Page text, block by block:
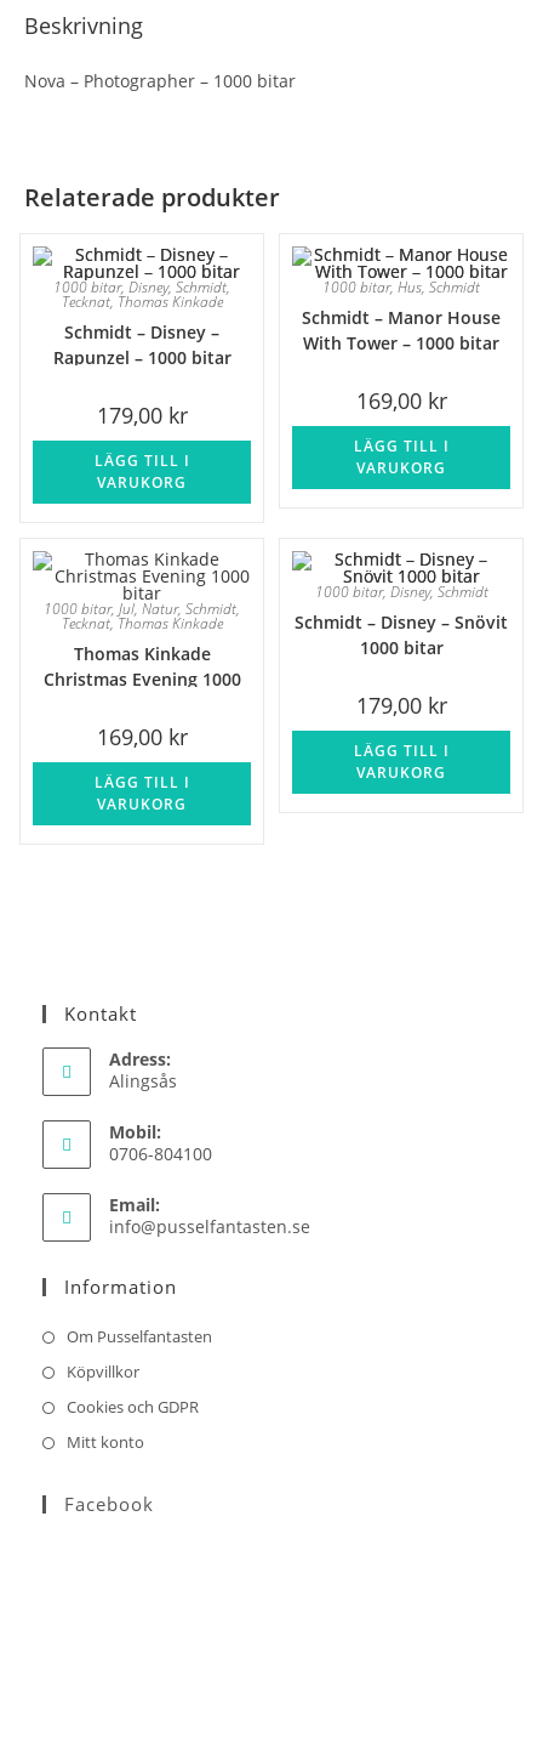
Beskrivning
Nova – Photographer – 1000 bitar
Relaterade produkter
1000 bitar, Disney, Schmidt,
Tecknat, Thomas Kinkade
Schmidt – Disney –
Rapunzel – 1000 bitar
179,00 kr
LÄGG TILL I
VARUKORG
1000 bitar, Hus, Schmidt
Schmidt – Manor House
With Tower – 1000 bitar
169,00 kr
LÄGG TILL I
VARUKORG
1000 bitar, Jul, Natur, Schmidt,
Tecknat,Thomas Kinkade
Thomas Kinkade
Christmas Evening 1000
169,00 kr
LÄGG TILL I
VARUKORG
1000 bitar, Disney, Schmidt
Schmidt – Disney – Snövit
1000 bitar
179,00 kr
LÄGG TILL I
VARUKORG
Kontakt
Adress:
Alingsås
Mobil:
0706-804100
Email:
info@pusselfantasten.se
Information
Om Pusselfantasten
Köpvillkor
Cookies och GDPR
Mitt konto
Facebook